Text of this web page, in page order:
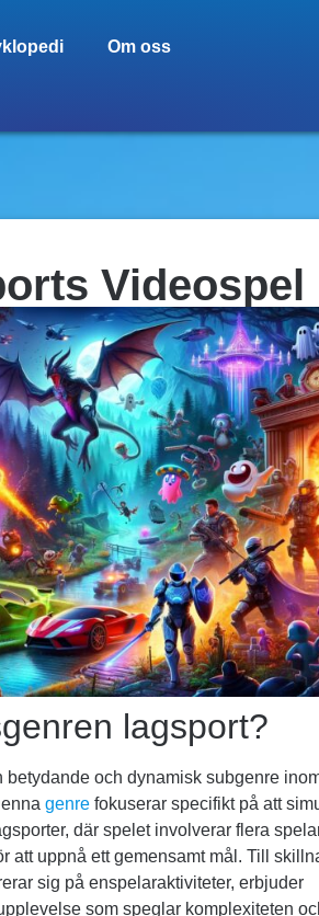
Om oss
Videospel
lagsport?
och dynamisk subgenre
genre fokuserar specifikt på att
där spelet involverar flera
att uppnå ett gemensamt mål. Till
sig på enspelaraktiviteter, erbjuder
som speglar komplexiteten